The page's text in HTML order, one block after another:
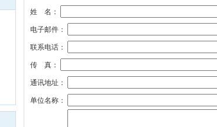
姓 名：
电子邮件：
联系电话：
传 真：
通讯地址：
单位名称：